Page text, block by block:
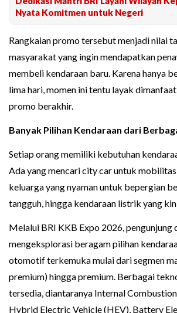
Nyata Komitmen untuk Negeri
Rangkaian promo tersebut menjadi nilai
masyarakat yang ingin mendapatkan
membeli kendaraan baru. Karena hanya
lima hari, momen ini tentu layak
promo berakhir.
Banyak Pilihan Kendaraan dari
Setiap orang memiliki kebutuhan
Ada yang mencari city car untuk
keluarga yang nyaman untuk bepergian
tangguh, hingga kendaraan listrik yang
Melalui BRI KKB Expo 2026, pengunjung
mengeksplorasi beragam pilihan
otomotif terkemuka mulai dari segmen
premium) hingga premium. Berbagai
tersedia, diantaranya Internal Combustion
Hybrid Electric Vehicle (HEV), Battery